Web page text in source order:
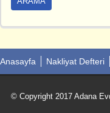
Anasayfa Nakliyat Defteri
© Copyright 2017 Adana